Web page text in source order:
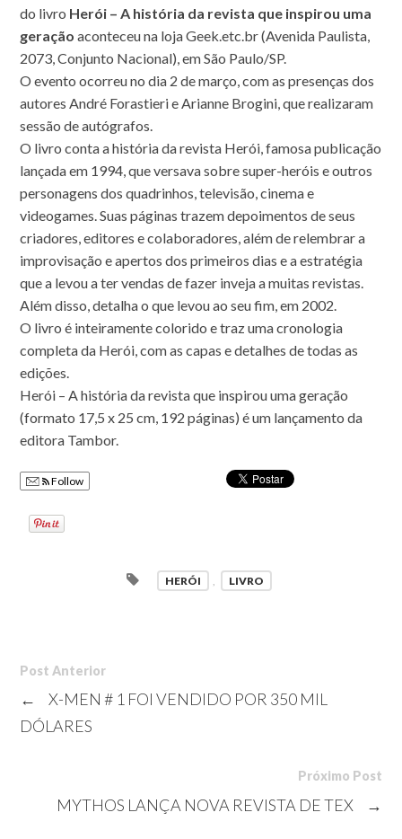
do livro Herói – A história da revista que inspirou uma
geração aconteceu na loja Geek.etc.br (Avenida Paulista,
2073, Conjunto Nacional), em São Paulo/SP.
O evento ocorreu no dia 2 de março, com as presenças dos
autores André Forastieri e Arianne Brogini, que realizaram
sessão de autógrafos.
O livro conta a história da revista Herói, famosa publicação
lançada em 1994, que versava sobre super-heróis e outros
personagens dos quadrinhos, televisão, cinema e
videogames. Suas páginas trazem depoimentos de seus
criadores, editores e colaboradores, além de relembrar a
improvisação e apertos dos primeiros dias e a estratégia
que a levou a ter vendas de fazer inveja a muitas revistas.
Além disso, detalha o que levou ao seu fim, em 2002.
O livro é inteiramente colorido e traz uma cronologia
completa da Herói, com as capas e detalhes de todas as
edições.
Herói – A história da revista que inspirou uma geração
(formato 17,5 x 25 cm, 192 páginas) é um lançamento da
editora Tambor.
Follow
HERÓI , LIVRO
Post Anterior
←
X-MEN # 1 FOI VENDIDO POR 350 MIL
DÓLARES
Próximo Post
MYTHOS LANÇA NOVA REVISTA DE TEX →